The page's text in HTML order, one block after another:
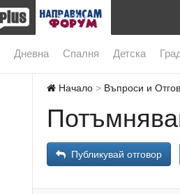
Дневна Спалня Детска
Начало Въпроси и
Публикувай отговор